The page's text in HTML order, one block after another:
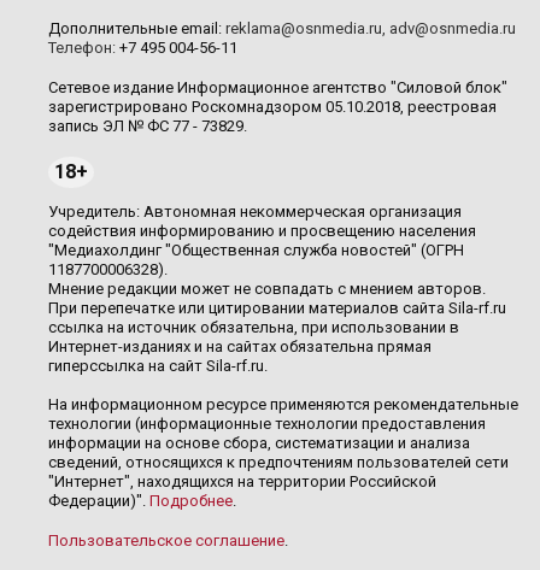
Дополнительные email: reklama@osnmedia.ru, adv@osnmedia.ru
Телефон: +7 495 004-56-11
Сетевое издание Информационное агентство "Силовой блок"
зарегистрировано Роскомнадзором 05.10.2018, реестровая
запись ЭЛ № ФС 77 - 73829.
18+
Учредитель: Автономная некоммерческая организация
содействия информированию и просвещению населения
"Медиахолдинг "Общественная служба новостей" (ОГРН
1187700006328).
Мнение редакции может не совпадать с мнением авторов.
При перепечатке или цитировании материалов сайта Sila-rf.ru
ссылка на источник обязательна, при использовании в
Интернет-изданиях и на сайтах обязательна прямая
гиперссылка на сайт Sila-rf.ru.
На информационном ресурсе применяются рекомендательные
технологии (информационные технологии предоставления
информации на основе сбора, систематизации и анализа
сведений, относящихся к предпочтениям пользователей сети
"Интернет", находящихся на территории Российской
Федерации)". Подробнее.
Пользовательское соглашение.